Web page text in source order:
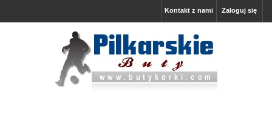
Zaloguj się
Kontakt z nami